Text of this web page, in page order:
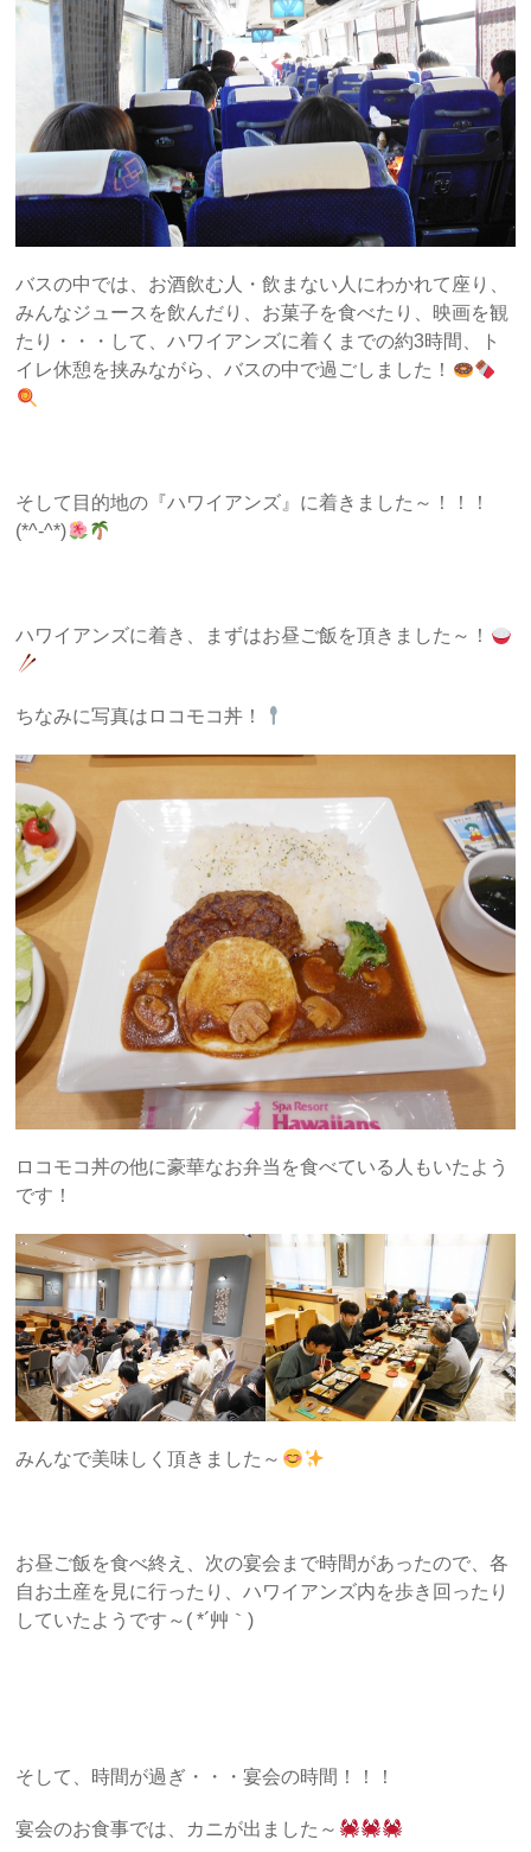
バスの中では、お酒飲む人・飲まない人にわかれて座り、
みんなジュースを飲んだり、お菓子を食べたり、映画を観
たり・・・して、ハワイアンズに着くまでの約3時間、ト
イレ休憩を挟みながら、バスの中で過ごしました！
そして目的地の『ハワイアンズ』に着きました～！！！
(*^-^*)
ハワイアンズに着き、まずはお昼ご飯を頂きました～！
ちなみに写真はロコモコ丼！
ロコモコ丼の他に豪華なお弁当を食べている人もいたよう
です！
みんなで美味しく頂きました～
お昼ご飯を食べ終え、次の宴会まで時間があったので、各
自お土産を見に行ったり、ハワイアンズ内を歩き回ったり
していたようです～( *´艸｀)
そして、時間が過ぎ・・・宴会の時間！！！
宴会のお食事では、カニが出ました～